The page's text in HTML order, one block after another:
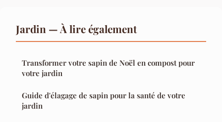
Jardin — À lire également
Transformer votre sapin de Noël en compost pour
votre jardin
Guide d'élagage de sapin pour la santé de votre
jardin